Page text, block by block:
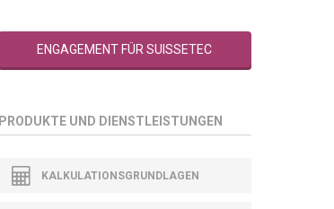
ENGAGEMENT FÜR SUISSETEC
PRODUKTE UND DIENSTLEISTUNGEN
KALKULATIONSGRUNDLAGEN